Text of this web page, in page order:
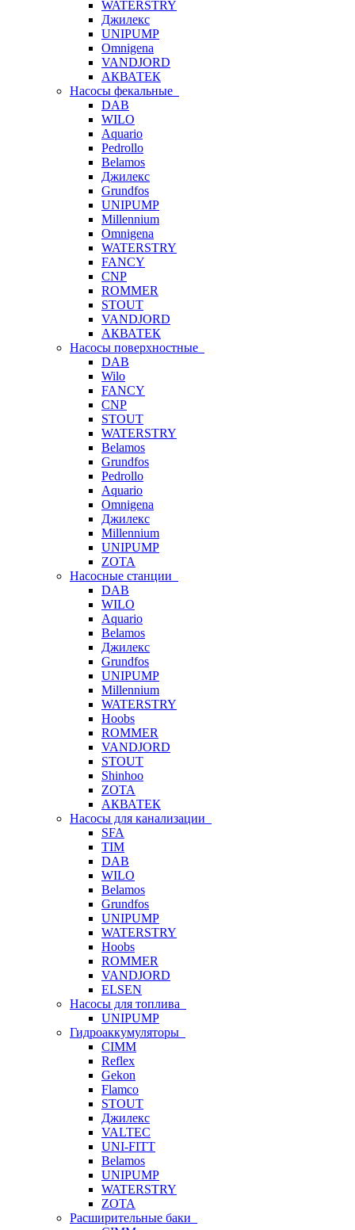
WATERSTRY
Джилекс
UNIPUMP
Omnigena
VANDJORD
АКВАТЕК
Насосы фекальные
DAB
WILO
Aquario
Pedrollo
Belamos
Джилекс
Grundfos
UNIPUMP
Millennium
Omnigena
WATERSTRY
FANCY
CNP
ROMMER
STOUT
VANDJORD
АКВАТЕК
Насосы поверхностные
DAB
Wilo
FANCY
CNP
STOUT
WATERSTRY
Belamos
Grundfos
Pedrollo
Aquario
Omnigena
Джилекс
Millennium
UNIPUMP
ZOTA
Насосные станции
DAB
WILO
Aquario
Belamos
Джилекс
Grundfos
UNIPUMP
Millennium
WATERSTRY
Hoobs
ROMMER
VANDJORD
STOUT
Shinhoo
ZOTA
АКВАТЕК
Насосы для канализации
SFA
TIM
DAB
WILO
Belamos
Grundfos
UNIPUMP
WATERSTRY
Hoobs
ROMMER
VANDJORD
ELSEN
Насосы для топлива
UNIPUMP
Гидроаккумуляторы
CIMM
Reflex
Gekon
Flamco
STOUT
Джилекс
VALTEC
UNI-FITT
Belamos
UNIPUMP
WATERSTRY
ZOTA
Расширительные баки